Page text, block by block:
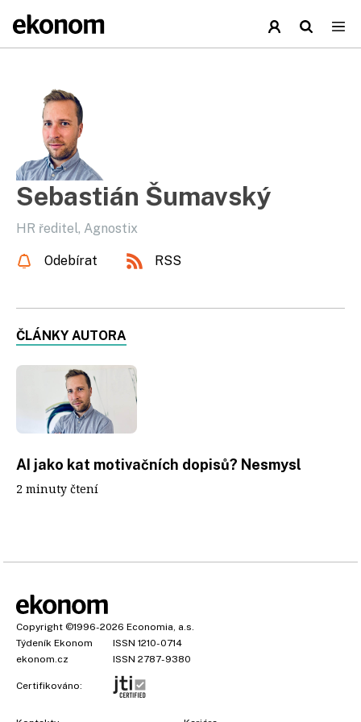
Sebastián Šumavský
HR ředitel, Agnostix
Odebírat RSS
ČLÁNKY AUTORA
AI jako kat motivačních dopisů? Nesmysl
2 minuty čtení
Copyright ©1996-2026 Economia, a.s.
Týdeník Ekonom
ISSN 1210-0714
ekonom.cz
ISSN 2787-9380
Certifikováno: